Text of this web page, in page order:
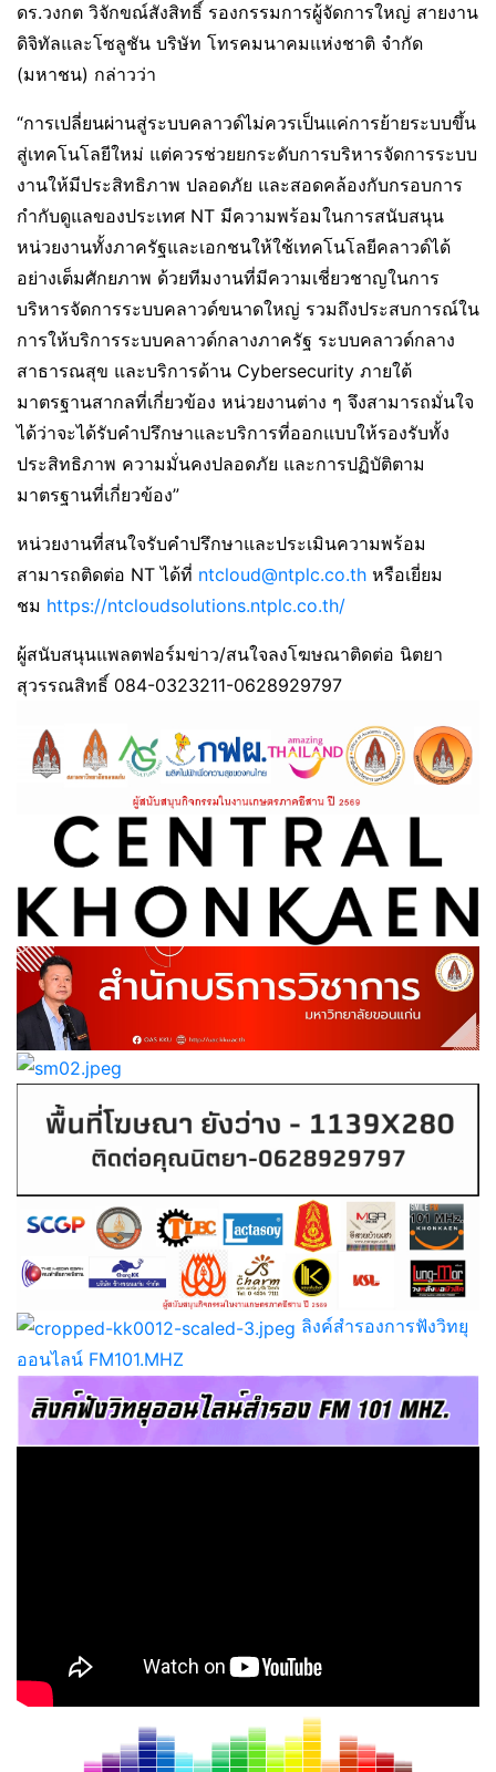
ดร.วงกต วิจักขณ์สังสิทธิ์ รองกรรมการผู้จัดการใหญ่ สายงาน
ดิจิทัลและโซลูชัน บริษัท โทรคมนาคมแห่งชาติ จำกัด
(มหาชน) กล่าวว่า
“การเปลี่ยนผ่านสู่ระบบคลาวด์ไม่ควรเป็นแค่การย้ายระบบขึ้น
สู่เทคโนโลยีใหม่ แต่ควรช่วยยกระดับการบริหารจัดการระบบ
งานให้มีประสิทธิภาพ ปลอดภัย และสอดคล้องกับกรอบการ
กำกับดูแลของประเทศ NT มีความพร้อมในการสนับสนุน
หน่วยงานทั้งภาครัฐและเอกชนให้ใช้เทคโนโลยีคลาวด์ได้
อย่างเต็มศักยภาพ ด้วยทีมงานที่มีความเชี่ยวชาญในการ
บริหารจัดการระบบคลาวด์ขนาดใหญ่ รวมถึงประสบการณ์ใน
การให้บริการระบบคลาวด์กลางภาครัฐ ระบบคลาวด์กลาง
สาธารณสุข และบริการด้าน Cybersecurity ภายใต้
มาตรฐานสากลที่เกี่ยวข้อง หน่วยงานต่าง ๆ จึงสามารถมั่นใจ
ได้ว่าจะได้รับคำปรึกษาและบริการที่ออกแบบให้รองรับทั้ง
ประสิทธิภาพ ความมั่นคงปลอดภัย และการปฏิบัติตาม
มาตรฐานที่เกี่ยวข้อง”
หน่วยงานที่สนใจรับคำปรึกษาและประเมินความพร้อม
สามารถติดต่อ NT ได้ที่ ntcloud@ntplc.co.th หรือเยี่ยม
ชม https://ntcloudsolutions.ntplc.co.th/
ผู้สนับสนุนแพลตฟอร์มข่าว/สนใจลงโฆษณาติดต่อ นิตยา
สุวรรณสิทธิ์ 084-0323211-0628929797
ลิงค์สำรองการฟังวิทยุ
ออนไลน์ FM101.MHZ